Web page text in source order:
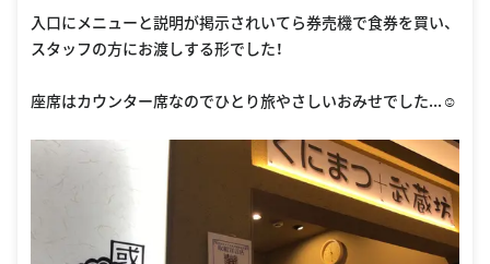
入口にメニューと説明が掲示されいてら券売機で食券を買い、
スタッフの方にお渡しする形でした！
座席はカウンター席なのでひとり旅やさしいおみせでした...☺️